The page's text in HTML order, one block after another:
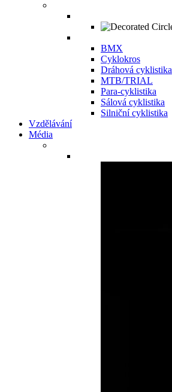
BMX
Cyklokros
Dráhová cyklistika
MTB/TRIAL
Para-cyklistika
Sálová cyklistika
Silniční cyklistika
Vzdělávání
Média